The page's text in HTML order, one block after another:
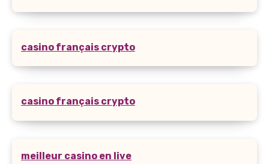
casino français crypto
casino français crypto
meilleur casino en live